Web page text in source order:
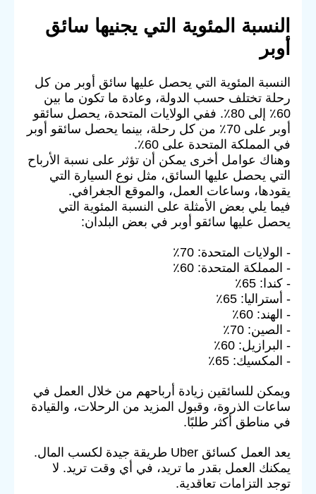
النسبة المئوية التي يجنيها سائق
أوبر
النسبة المئوية التي يحصل عليها سائق أوبر من كل
رحلة تختلف حسب الدولة، وعادة ما تكون ما بين
60٪ إلى 80٪. ففي الولايات المتحدة، يحصل سائقو
أوبر على 70٪ من كل رحلة، بينما يحصل سائقو أوبر
في المملكة المتحدة على 60٪.
وهناك عوامل أخرى يمكن أن تؤثر على نسبة الأرباح
التي يحصل عليها السائق، مثل نوع السيارة التي
يقودها، وساعات العمل، والموقع الجغرافي.
فيما يلي بعض الأمثلة على النسبة المئوية التي
يحصل عليها سائقو أوبر في بعض البلدان:
- الولايات المتحدة: 70٪
- المملكة المتحدة: 60٪
- كندا: 65٪
- أستراليا: 65٪
- الهند: 60٪
- الصين: 70٪
- البرازيل: 60٪
- المكسيك: 65٪
ويمكن للسائقين زيادة أرباحهم من خلال العمل في
ساعات الذروة، وقبول المزيد من الرحلات، والقيادة
في مناطق أكثر طلبًا.
يعد العمل كسائق Uber طريقة جيدة لكسب المال.
يمكنك العمل بقدر ما تريد، في أي وقت تريد. لا
توجد التزامات تعاقدية.